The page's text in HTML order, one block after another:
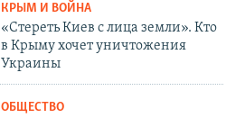
КРЫМ И ВОЙНА
«Стереть Киев с лица земли». Кто
в Крыму хочет уничтожения
Украины
ОБЩЕСТВО